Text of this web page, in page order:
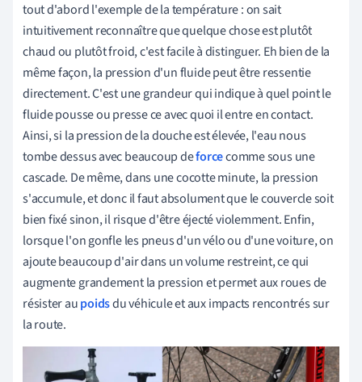
tout d'abord l'exemple de la température : on sait
intuitivement reconnaître que quelque chose est plutôt
chaud ou plutôt froid, c'est facile à distinguer. Eh bien de la
même façon, la pression d'un fluide peut être ressentie
directement. C'est une grandeur qui indique à quel point le
fluide pousse ou presse ce avec quoi il entre en contact.
Ainsi, si la pression de la douche est élevée, l'eau nous
tombe dessus avec beaucoup deforcecomme sous une
cascade. De même, dans une cocotte minute, la pression
s'accumule, et donc il faut absolument que le couvercle soit
bien fixé sinon, il risque d'être éjecté violemment. Enfin,
lorsque l'on gonfle les pneus d'un vélo ou d'une voiture, on
ajoute beaucoup d'air dans un volume restreint, ce qui
augmente grandement la pression et permet aux roues de
résister aupoidsdu véhicule et aux impacts rencontrés sur
la route.